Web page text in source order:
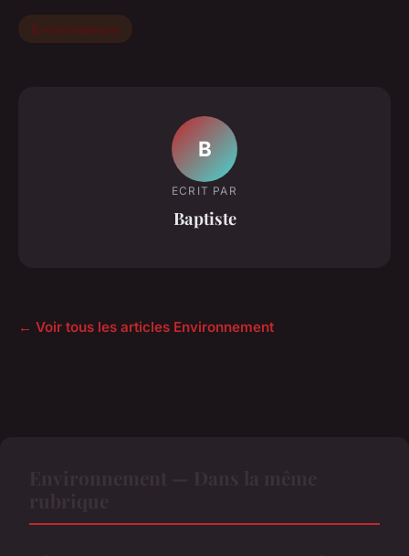
Environnement
B
ECRIT PAR
Baptiste
← Voir tous les articles Environnement